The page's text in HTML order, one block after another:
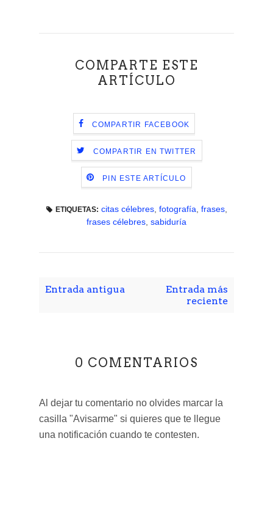
COMPARTE ESTE
ARTÍCULO
COMPARTIR FACEBOOK
COMPARTIR EN TWITTER
PIN ESTE ARTÍCULO
ETIQUETAS: citas célebres, fotografía, frases,
frases célebres, sabiduría
Entrada más
reciente
Entrada antigua
0 COMENTARIOS
Al dejar tu comentario no olvides marcar la
casilla "Avisarme" si quieres que te llegue
una notificación cuando te contesten.